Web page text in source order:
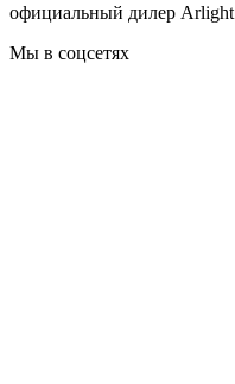
официальный дилер Arlight
Мы в соцсетях